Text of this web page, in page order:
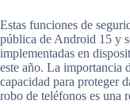
Estas funciones de
pública de Android 15 y
implementadas en
este año. La importancia
capacidad para proteger
robo de teléfonos es una